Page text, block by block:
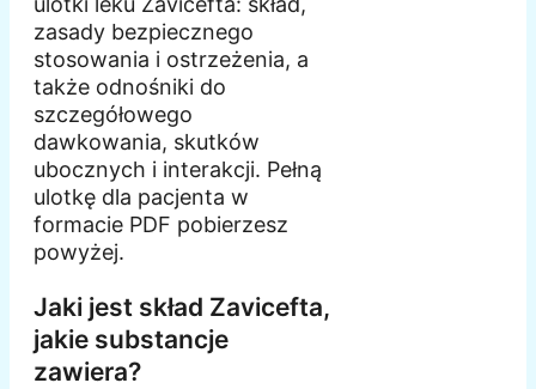
zasady bezpiecznego
stosowania i ostrzeżenia, a
także odnośniki do
szczegółowego
dawkowania, skutków
ubocznych i interakcji. Pełną
ulotkę dla pacjenta w
formacie PDF pobierzesz
powyżej.
Jaki jest skład Zavicefta,
jakie substancje
zawiera?